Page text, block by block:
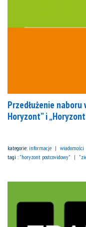
Przedłużenie
Horyzont” i
kategorie: informacje
wiadomości
tagi : "horyzont postcovidowy"